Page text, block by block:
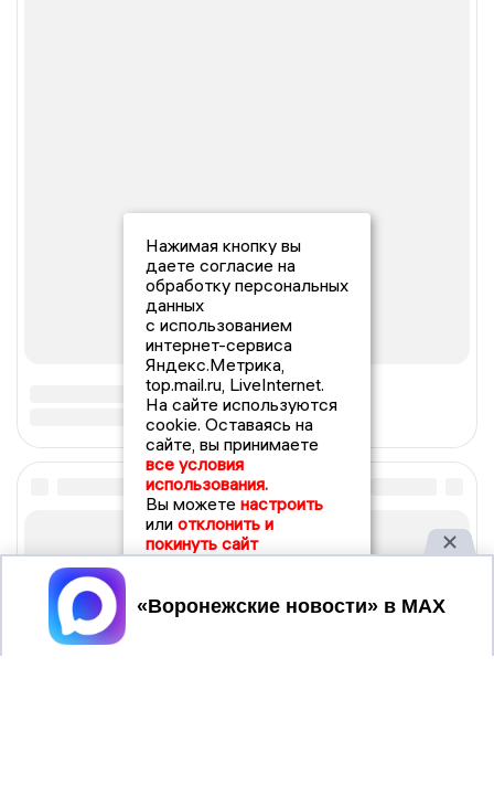
Нажимая кнопку вы
даете согласие на
обработку персональных
данных
с использованием
интернет-сервиса
Яндекс.Метрика,
top.mail.ru, LiveInternet.
На сайте используются
cookie. Оставаясь на
сайте, вы принимаете
все условия
использования.
Вы можете настроить
или отклонить и
покинуть сайт
Принять